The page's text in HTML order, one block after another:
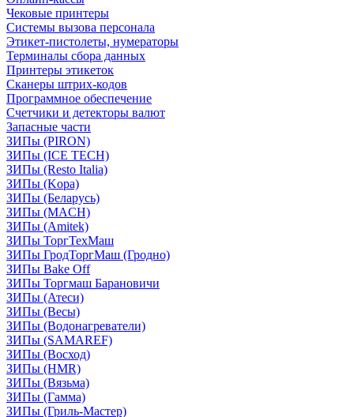
Чековые принтеры
Системы вызова персонала
Этикет-пистолеты, нумераторы
Терминалы сбора данных
Принтеры этикеток
Сканеры штрих-кодов
Программное обеспечение
Счетчики и детекторы валют
Запасные части
ЗИПы (PIRON)
ЗИПы (ICE TECH)
ЗИПы (Resto Italia)
ЗИПы (Kopa)
ЗИПы (Беларусь)
ЗИПы (MACH)
ЗИПы (Amitek)
ЗИПы ТоргТехМаш
ЗИПы ГродТоргМаш (Гродно)
ЗИПы Bake Off
ЗИПы Торгмаш Барановичи
ЗИПы (Атеси)
ЗИПы (Весы)
ЗИПы (Водонагреватели)
ЗИПы (SAMAREF)
ЗИПы (Восход)
ЗИПы (HMR)
ЗИПы (Вязьма)
ЗИПы (Гамма)
ЗИПы (Гриль-Мастер)